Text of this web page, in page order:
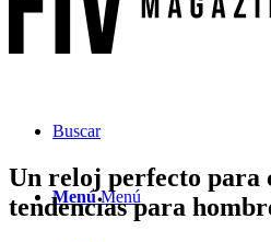
Buscar
Menú Menú
Un reloj perfecto para
tendencias para